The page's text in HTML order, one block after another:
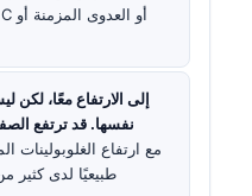
نفسها. قد ترتفع